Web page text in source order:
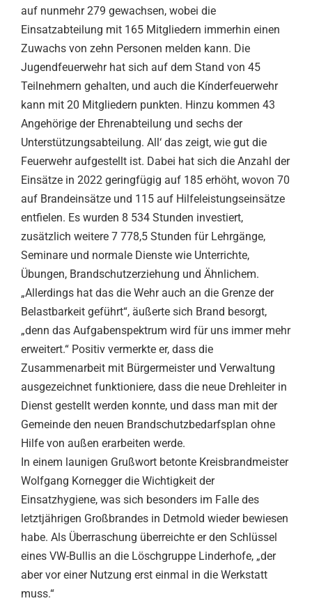
auf nunmehr 279 gewachsen, wobei die
Einsatzabteilung mit 165 Mitgliedern immerhin einen
Zuwachs von zehn Personen melden kann. Die
Jugendfeuerwehr hat sich auf dem Stand von 45
Teilnehmern gehalten, und auch die Kínderfeuerwehr
kann mit 20 Mitgliedern punkten. Hinzu kommen 43
Angehörige der Ehrenabteilung und sechs der
Unterstützungsabteilung. All‘ das zeigt, wie gut die
Feuerwehr aufgestellt ist. Dabei hat sich die Anzahl der
Einsätze in 2022 geringfügig auf 185 erhöht, wovon 70
auf Brandeinsätze und 115 auf Hilfeleistungseinsätze
entfielen. Es wurden 8 534 Stunden investiert,
zusätzlich weitere 7 778,5 Stunden für Lehrgänge,
Seminare und normale Dienste wie Unterrichte,
Übungen, Brandschutzerziehung und Ähnlichem.
„Allerdings hat das die Wehr auch an die Grenze der
Belastbarkeit geführt“, äußerte sich Brand besorgt,
„denn das Aufgabenspektrum wird für uns immer mehr
erweitert.“ Positiv vermerkte er, dass die
Zusammenarbeit mit Bürgermeister und Verwaltung
ausgezeichnet funktioniere, dass die neue Drehleiter in
Dienst gestellt werden konnte, und dass man mit der
Gemeinde den neuen Brandschutzbedarfsplan ohne
Hilfe von außen erarbeiten werde.
In einem launigen Grußwort betonte Kreisbrandmeister
Wolfgang Kornegger die Wichtigkeit der
Einsatzhygiene, was sich besonders im Falle des
letztjährigen Großbrandes in Detmold wieder bewiesen
habe. Als Überraschung überreichte er den Schlüssel
eines VW-Bullis an die Löschgruppe Linderhofe, „der
aber vor einer Nutzung erst einmal in die Werkstatt
muss.“